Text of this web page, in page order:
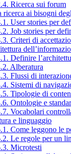
Ricerca sui forum
ricerca ai bisogni
User stories per
Job stories per
Criteri di
Definire
Alberatura
Flussi di
Sistemi di
Tipologie di
Ontologie e
Vocabolari
e linguaggio
Come leggono le
Le regole per un
Microtesti